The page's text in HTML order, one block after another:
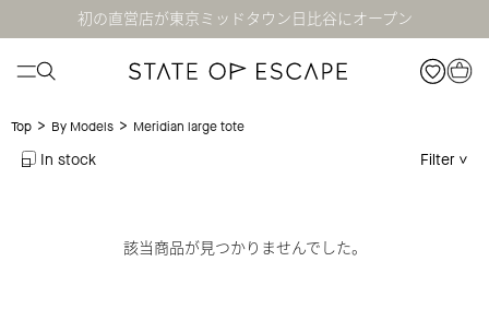
初の直営店が東京ミッドタウン日比谷にオープン
Top > By Models > Meridian large tote
In stock Filter
該当商品が見つかりませんでした。